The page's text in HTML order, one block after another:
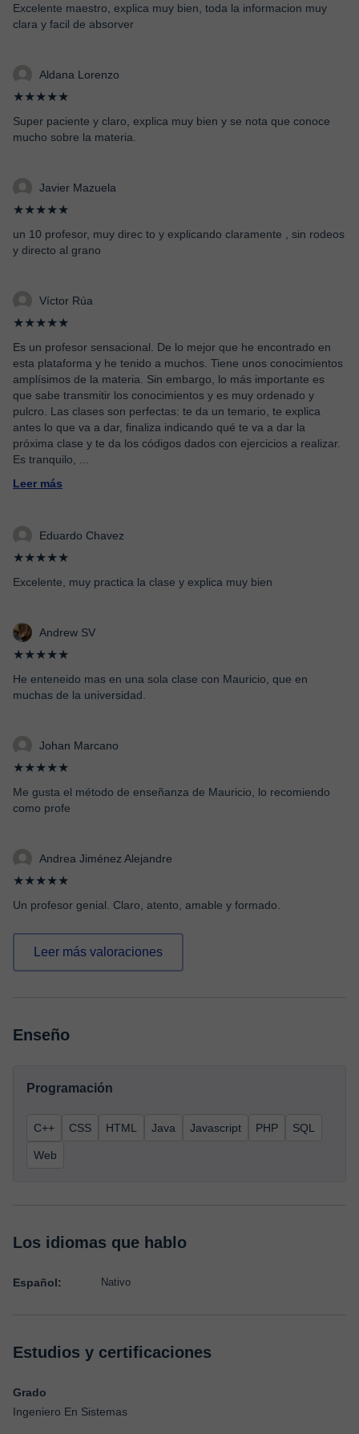
Excelente maestro, explica muy bien, toda la informacion muy
clara y facil de absorver
Aldana Lorenzo
★★★★★
Super paciente y claro, explica muy bien y se nota que conoce
mucho sobre la materia.
Javier Mazuela
★★★★★
un 10 profesor, muy direc to y explicando claramente , sin rodeos
y directo al grano
Víctor Rúa
★★★★★
Es un profesor sensacional. De lo mejor que he encontrado en
esta plataforma y he tenido a muchos. Tiene unos conocimientos
amplísimos de la materia. Sin embargo, lo más importante es
que sabe transmitir los conocimientos y es muy ordenado y
pulcro. Las clases son perfectas: te da un temario, te explica
antes lo que va a dar, finaliza indicando qué te va a dar la
próxima clase y te da los códigos dados con ejercicios a realizar.
Es tranquilo,
Leer más
Eduardo Chavez
★★★★★
Excelente, muy practica la clase y explica muy bien
Andrew SV
★★★★★
He enteneido mas en una sola clase con Mauricio, que en
muchas de la universidad.
Johan Marcano
★★★★★
Me gusta el método de enseñanza de Mauricio, lo recomiendo
como profe
Andrea Jiménez Alejandre
★★★★★
Un profesor genial. Claro, atento, amable y formado.
Leer más valoraciones
Enseño
Programación
C++ CSS HTML Java Javascript PHP SQL
Web
Los idiomas que hablo
Español: Nativo
Estudios y certificaciones
Grado
Ingeniero En Sistemas